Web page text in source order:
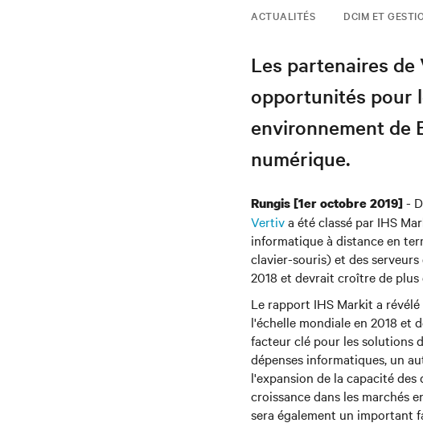
ACTUALITÉS DCIM ET
Les partenaires
opportunités pour
environnement de
numérique.
Rungis [1er octobre 2019]-
Vertiva été classé par IHS
informatique à distance en
clavier-souris) et des
2018 et devrait croître de plus
Le rapport IHS Markit a
l'échelle mondiale en 2018 et
facteur clé pour les solutions
dépenses informatiques, un
l'expansion de la capacité
croissance dans les marchés
sera également un important